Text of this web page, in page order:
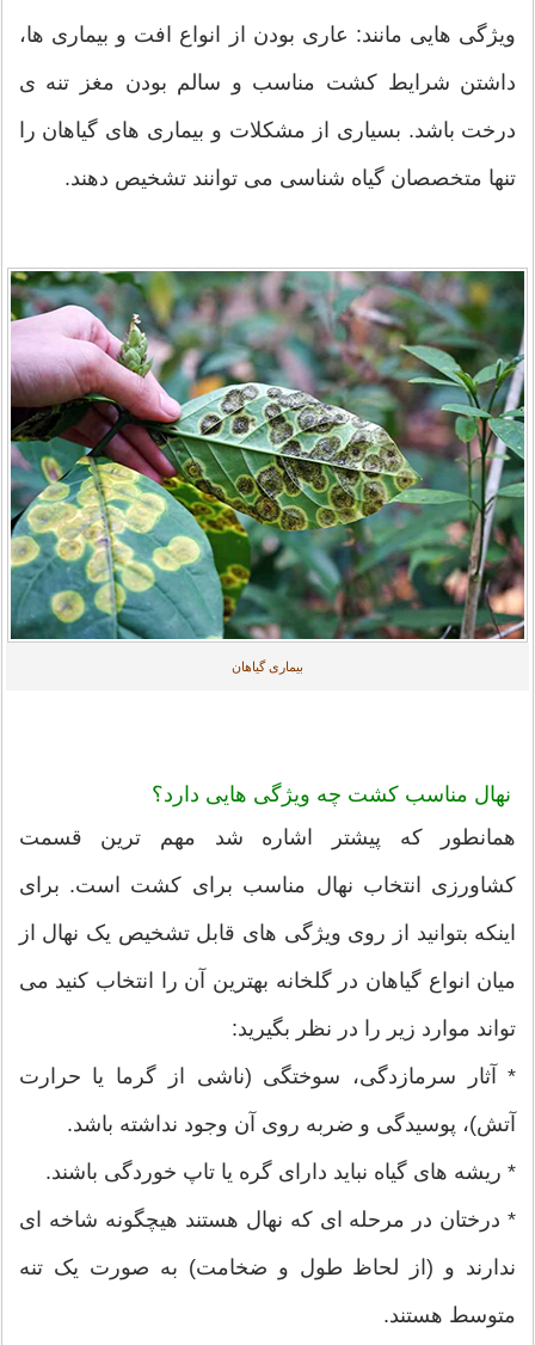
ویژگی هایی مانند: عاری بودن از انواع افت و بیماری ها،
داشتن شرایط کشت مناسب و سالم بودن مغز تنه ی
درخت باشد. بسیاری از مشکلات و بیماری های گیاهان را
تنها متخصصان گیاه شناسی می توانند تشخیص دهند.
بیماری گیاهان
نهال مناسب کشت چه ویژگی هایی دارد؟
همانطور که پیشتر اشاره شد مهم ترین قسمت
کشاورزی انتخاب نهال مناسب برای کشت است. برای
اینکه بتوانید از روی ویژگی های قابل تشخیص یک نهال از
میان انواع گیاهان در گلخانه بهترین آن را انتخاب کنید می
تواند موارد زیر را در نظر بگیرید:
* آثار سرمازدگی، سوختگی (ناشی از گرما یا حرارت
آتش)، پوسیدگی و ضربه روی آن وجود نداشته باشد.
* ریشه های گیاه نباید دارای گره یا تاپ خوردگی باشند.
* درختان در مرحله ای که نهال هستند هیچگونه شاخه ای
ندارند و (از لحاظ طول و ضخامت) به صورت یک تنه
متوسط هستند.